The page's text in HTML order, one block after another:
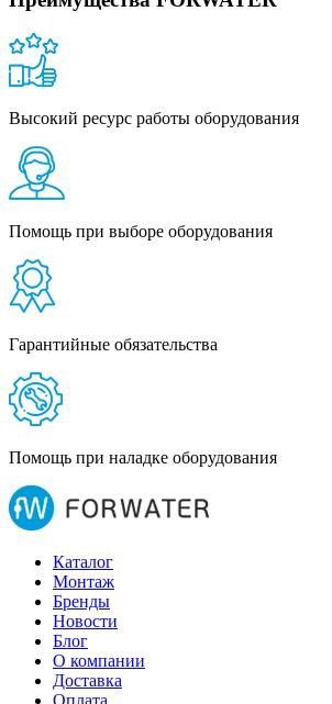
Высокий ресурс работы оборудования
Помощь при выборе оборудования
Гарантийные обязательства
Помощь при наладке оборудования
Каталог
Монтаж
Бренды
Новости
Блог
О компании
Доставка
Оплата